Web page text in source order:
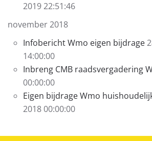
2019 22:51:46
november 2018
Infobericht Wmo eigen bijdrage
14:00:00
Inbreng CMB raadsvergadering
00:00:00
Eigen bijdrage Wmo
2018 00:00:00